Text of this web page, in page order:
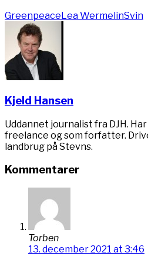
Greenpeace Lea WermelinSvin
Kjeld Hansen
Uddannet journalist fra DJH.
freelance og som forfatter.
landbrug på Stevns.
Kommentarer
Torben
13. december 2021 at 3:46